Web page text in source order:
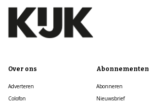
Over ons
Adverteren
Colofon
Abonnementen
Abonneren
Nieuwsbrief